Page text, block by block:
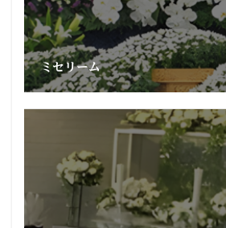
ミセリーム